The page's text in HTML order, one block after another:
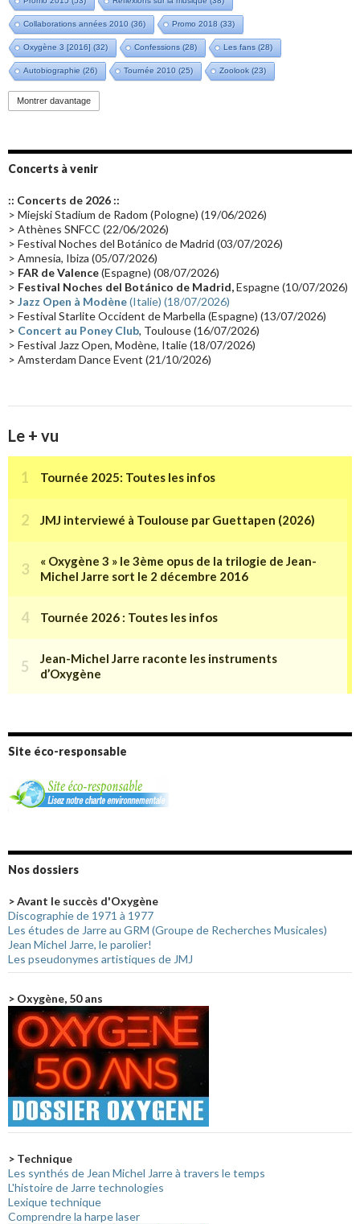
Collaborations années 2010 (36) Promo 2018 (33)
Oxygène 3 [2016] (32) Confessions (28) Les fans (28)
Autobiographie (26) Tournée 2010 (25) Zoolook (23)
Promo 2019(23)
Groupe de Recherche Musicale
Passages radio Vidéo Jarrecast (16) Synthé 80's
Les concerts en Chine(16) Cinéma
Synthé Roland(15) Belgique(15)
(14) Astronomie (14)
Tournée 2025(14) 2024(14) Chine(13)
Montrer davantage
Concerts à venir
:: Concerts de 2026 ::
> Miejski Stadium de Radom (Pologne) (19/06/2026)
> Athènes SNFCC (22/06/2026)
> Festival Noches del Botánico de Madrid (03/07/2026)
> Amnesia, Ibiza (05/07/2026)
> FAR de Valence(Espagne) (08/07/2026)
> Festival Noches del Botánico de Madrid,Espagne (10/07/2026)
> Jazz Open à Modène(Italie) (18/07/2026)
> Festival Starlite Occident de Marbella (Espagne) (13/07/2026)
> Concert au Poney Club, Toulouse (16/07/2026)
> Festival Jazz Open, Modène, Italie (18/07/2026)
> Amsterdam Dance Event (21/10/2026)
Le + vu
Site éco-responsable
Nos dossiers
> Avant le succès d'Oxygène
Discographie de 1971 à 1977
Les études de Jarre au GRM (Groupe de Recherches Musicales)
Jean Michel Jarre, le parolier!
Les pseudonymes artistiques de JMJ
> Oxygène, 50 ans
> Technique
Les synthés de Jean Michel Jarre à travers le temps
L'histoire de Jarre technologies
Lexique technique
Comprendre la harpe laser